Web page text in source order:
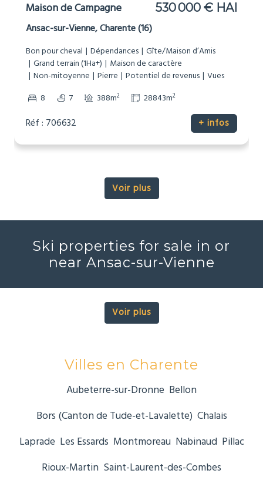
Maison de Campagne 530 000 € HAI
Ansac-sur-Vienne, Charente (16)
Bon pour cheval Dépendances Gîte/Maison d’Amis
Grand terrain (1Ha+)
Maison de caractère
Non-mitoyenne
Pierre Potentiel de revenus Vues
8
7 388m2 28843m2
Réf : 706632 + infos
Voir plus
Ski properties for sale in or
near Ansac-sur-Vienne
Voir plus
Villes en Charente
Aubeterre-sur-Dronne Bellon
Bors (Canton de Tude-et-Lavalette) Chalais
Laprade Les Essards Montmoreau Nabinaud Pillac
Rioux-Martin Saint-Laurent-des-Combes